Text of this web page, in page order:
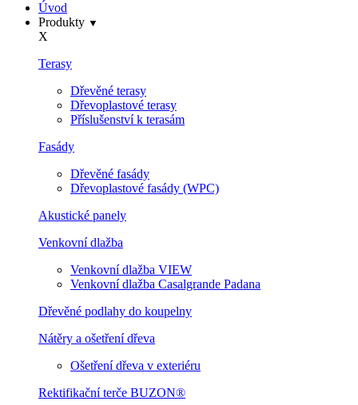
Úvod
Produkty ▼
X
Terasy
Dřevěné terasy
Dřevoplastové terasy
Příslušenství k terasám
Fasády
Dřevěné fasády
Dřevoplastové fasády (WPC)
Akustické panely
Venkovní dlažba
Venkovní dlažba VIEW
Venkovní dlažba Casalgrande Padana
Dřevěné podlahy do koupelny
Nátěry a ošetření dřeva
Ošetření dřeva v exteriéru
Rektifikační terče BUZON®